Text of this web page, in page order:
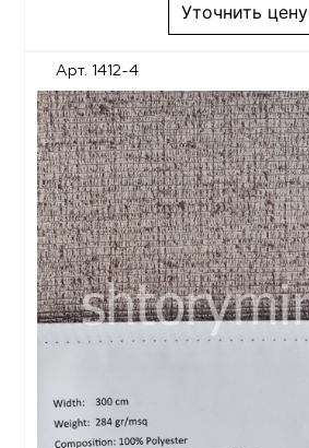
Уточнить цену
Арт. 1412-4